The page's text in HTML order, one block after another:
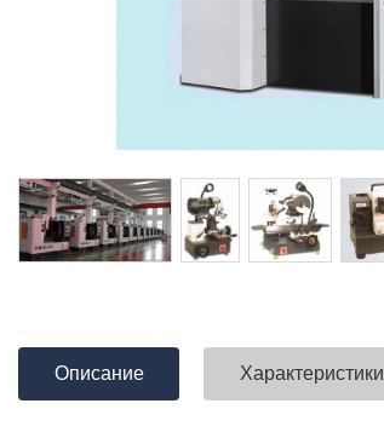
Описание Характеристики